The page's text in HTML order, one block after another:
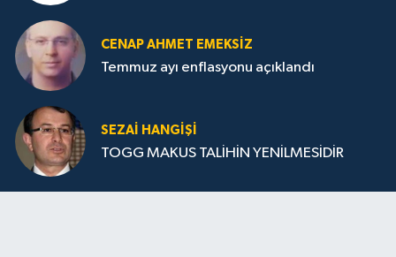
CENAP AHMET EMEKSİZ
Temmuz ayı enflasyonu açıklandı
SEZAI HANGİŞİ
TOGG MAKUS TALİHİN YENİLMESİDİR